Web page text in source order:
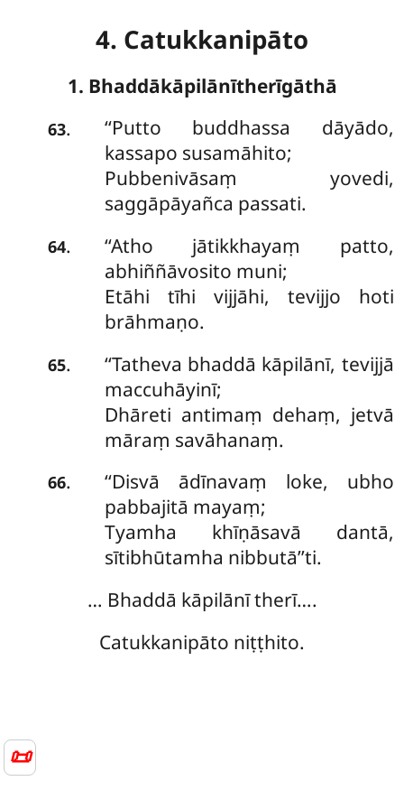
📜
4. Catukkanipāto
1. Bhaddākāpilānītherīgāthā
63. ‘‘Putto buddhassa dāyādo,
kassapo susamāhito;
Pubbenivāsaṃ yovedi,
saggāpāyañca passati.
64. ‘‘Atho jātikkhayaṃ patto,
abhiññāvosito muni;
Etāhi tīhi vijjāhi, tevijjo hoti
brāhmaṇo.
65.
‘‘Tatheva bhaddā kāpilānī, tevijjā
maccuhāyinī;
Dhāreti antimaṃ dehaṃ, jetvā
māraṃ savāhanaṃ.
66.
‘‘Disvā ādīnavaṃ loke, ubho
pabbajitā mayaṃ;
Tyamha khīṇāsavā dantā,
sītibhūtamha nibbutā’’ti.
… Bhaddā kāpilānī therī….
Catukkanipāto niṭṭhito.